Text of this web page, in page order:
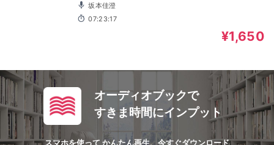
坂本佳澄
07:23:17
¥1,650
オーディオブックで
すきま時間にインプット
スマホを使って かんたん再生、今すぐダウンロード